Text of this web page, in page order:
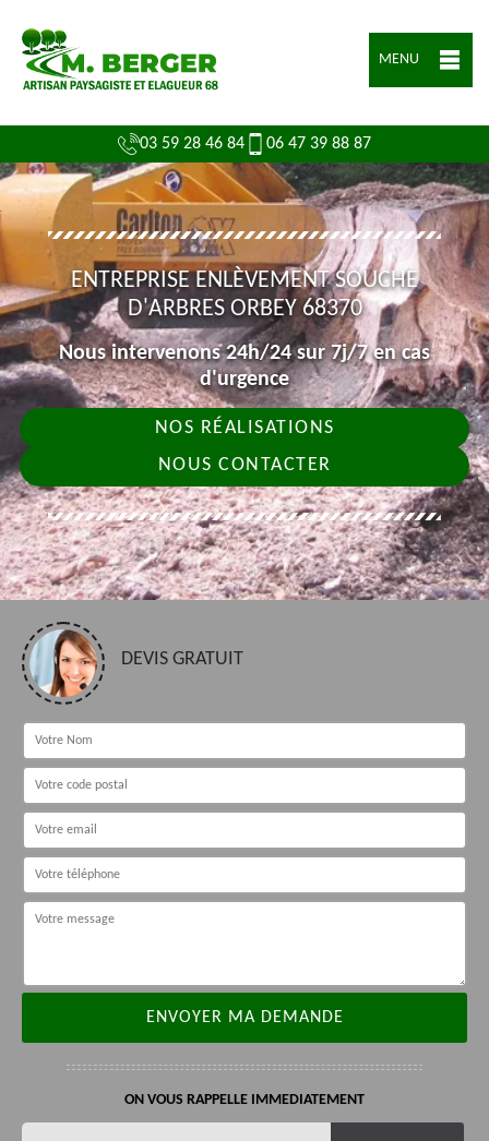
MENU
03 59 28 46 84 06 47 39 88 87
ENTREPRISE ENLÈVEMENT SOUCHE
D'ARBRES ORBEY 68370
Nous intervenons 24h/24 sur 7j/7 en cas
d'urgence
NOS RÉALISATIONS
NOUS CONTACTER
DEVIS GRATUIT
ON VOUS RAPPELLE IMMEDIATEMENT